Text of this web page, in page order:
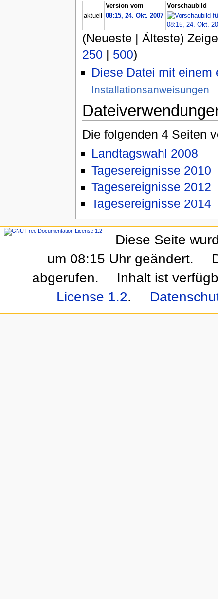
Version vom
Vorschaubild
aktuell
08:15, 24. Okt. 2007
(Neueste | Älteste)
250 | 500)
Diese Datei mit einem
Installationsanweisungen
Die folgenden 4 Seiten
Landtagswahl 2008
Tagesereignisse 2010
Tagesereignisse 2012
Tagesereignisse 2014
Diese Seite
um 08:15 Uhr geändert.
abgerufen.
Inhalt ist
License 1.2.